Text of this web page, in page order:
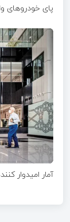
پای خودروهای
آمار امیدوار